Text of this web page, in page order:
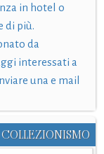
in hotel o
di più.
da
interessati a
una e mail